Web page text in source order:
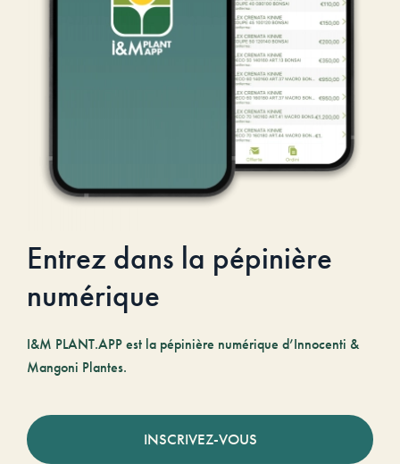
Entrez dans la pépinière
numérique
I&M PLANT.APP est la pépinière numérique d’Innocenti &
Mangoni Plantes.
INSCRIVEZ-VOUS